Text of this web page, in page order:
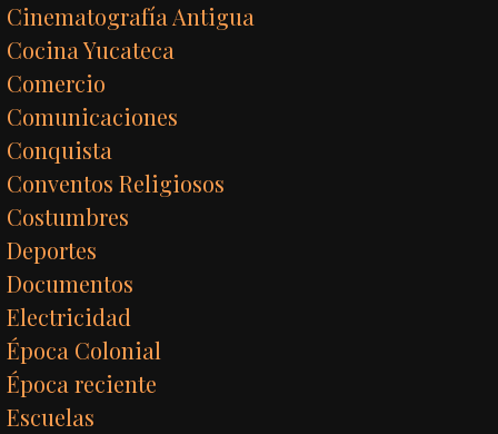
Cinematografía Antigua
Cocina Yucateca
Comercio
Comunicaciones
Conquista
Conventos Religiosos
Costumbres
Deportes
Documentos
Electricidad
Época Colonial
Época reciente
Escuelas